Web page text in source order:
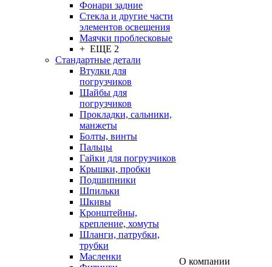
Фонари задние
Стекла и другие части
элементов освещения
Маячки проблесковые
+ ЕЩЕ 2
Стандартные детали
Втулки для
погрузчиков
Шайбы для
погрузчиков
Прокладки, сальники,
манжеты
Болты, винты
Пальцы
Гайки для погрузчиков
Крышки, пробки
Подшипники
Шпильки
Шкивы
Кронштейны,
крепление, хомуты
Шланги, патрубки,
трубки
Масленки
О компании